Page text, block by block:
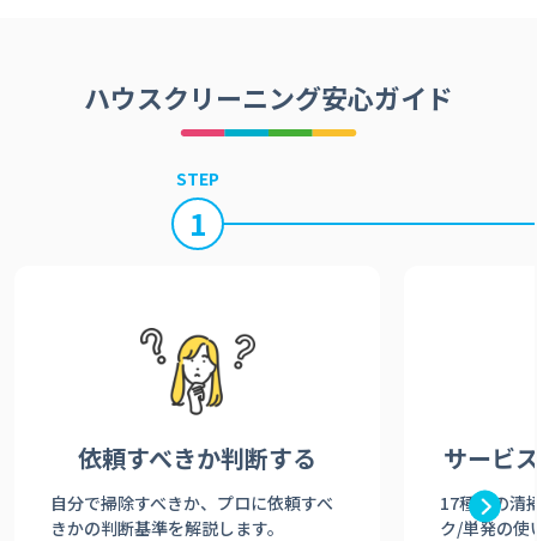
ハウスクリーニング安心ガイド
STEP
1
依頼すべきか判断する
自分で掃除すべきか、プロに依頼すべ
きかの判断基準を解説します。
サービ
17種類の清
ク/単発の使